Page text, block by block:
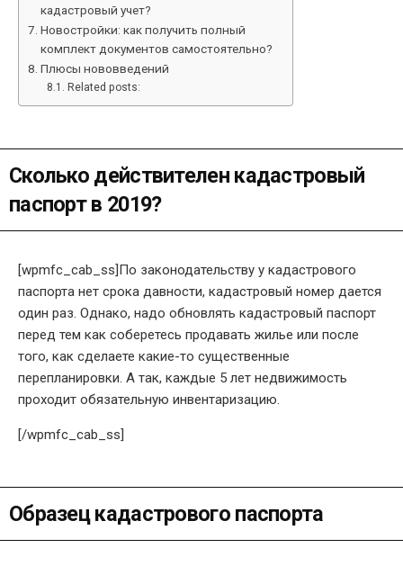
кадастровый учет?
Новостройки: как получить полный
комплект документов самостоятельно?
Плюсы нововведений
Related posts:
Сколько действителен кадастровый
паспорт в 2019?
[wpmfc_cab_ss]По законодательству у кадастрового
паспорта нет срока давности, кадастровый номер дается
один раз. Однако, надо обновлять кадастровый паспорт
перед тем как соберетесь продавать жилье или после
того, как сделаете какие-то существенные
перепланировки. А так, каждые 5 лет недвижимость
проходит обязательную инвентаризацию.
[/wpmfc_cab_ss]
Образец кадастрового паспорта